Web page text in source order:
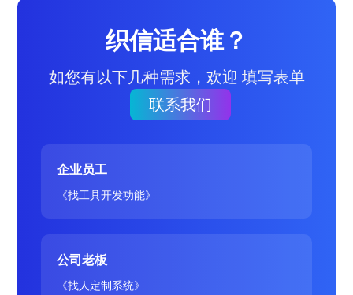
织信适合谁？
如您有以下几种需求，欢迎 填写表单
联系我们
企业员工
《找工具开发功能》
公司老板
《找人定制系统》